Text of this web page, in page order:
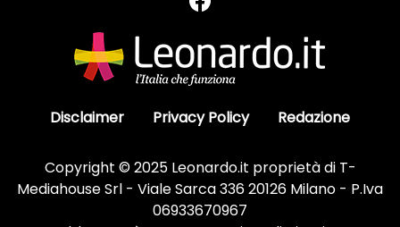
Disclaimer Privacy Policy Redazione
Copyright © 2025 Leonardo.it proprietà di T-
Mediahouse Srl - Viale Sarca 336 20126 Milano - P.Iva
06933670967